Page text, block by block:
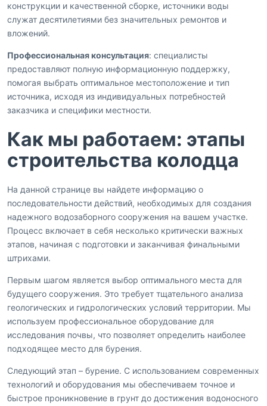
конструкции и качественной сборке, источники воды
служат десятилетиями без значительных ремонтов и
вложений.
Профессиональная консультация: специалисты
предоставляют полную информационную поддержку,
помогая выбрать оптимальное местоположение и тип
источника, исходя из индивидуальных потребностей
заказчика и специфики местности.
Как мы работаем: этапы
строительства колодца
На данной странице вы найдете информацию о
последовательности действий, необходимых для создания
надежного водозаборного сооружения на вашем участке.
Процесс включает в себя несколько критически важных
этапов, начиная с подготовки и заканчивая финальными
штрихами.
Первым шагом является выбор оптимального места для
будущего сооружения. Это требует тщательного анализа
геологических и гидрологических условий территории. Мы
используем профессиональное оборудование для
исследования почвы, что позволяет определить наиболее
подходящее место для бурения.
Следующий этап – бурение. С использованием современных
технологий и оборудования мы обеспечиваем точное и
быстрое проникновение в грунт до достижения водоносного